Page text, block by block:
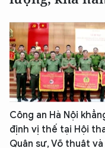
Công an Hà Nội
định vị thế tại Hội
Quân sự, Võ thuật và